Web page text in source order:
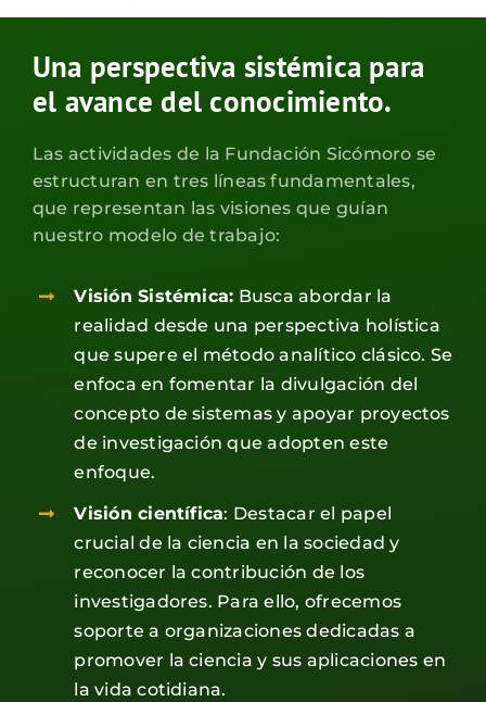
Una perspectiva sistémica para
el avance del conocimiento.
Las actividades de la Fundación Sicómoro se
estructuran en tres líneas fundamentales,
que representan las visiones que guían
nuestro modelo de trabajo:
Visión Sistémica: Busca abordar la
realidad desde una perspectiva holística
que supere el método analítico clásico. Se
enfoca en fomentar la divulgación del
concepto de sistemas y apoyar proyectos
de investigación que adopten este
enfoque.
Visión científica: Destacar el papel
crucial de la ciencia en la sociedad y
reconocer la contribución de los
investigadores. Para ello, ofrecemos
soporte a organizaciones dedicadas a
promover la ciencia y sus aplicaciones en
la vida cotidiana.